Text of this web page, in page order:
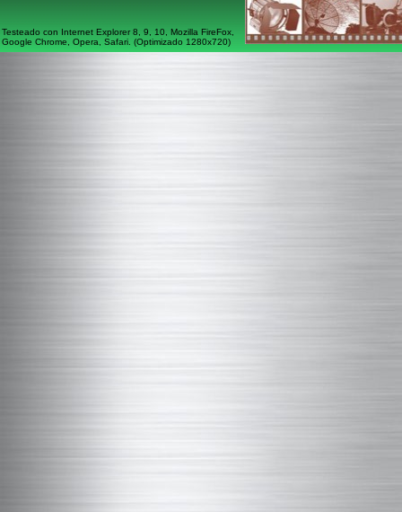
Testeado con Internet Explorer 8, 9, 10, Mozilla FireFox,
Google Chrome, Opera, Safari. (Optimizado 1280x720)